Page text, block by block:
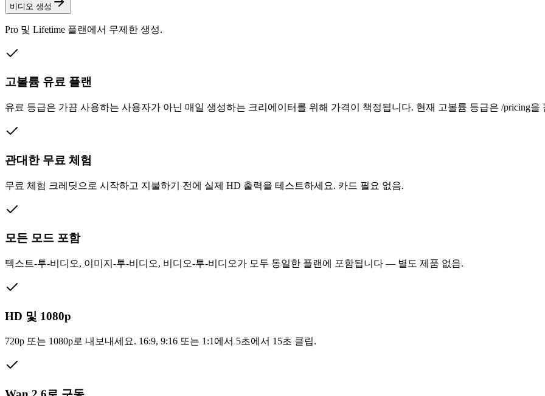
비디오 생성
Pro 및 Lifetime 플랜에서 무제한 생성.
고볼륨 유료 플랜
유료 등급은 가끔 사용하는 사용자가 아닌 매일 생성하는 크리에이터를 위해 가격이 책정됩니다. 현재 고볼륨 등급은 /pricing을
관대한 무료 체험
무료 체험 크레딧으로 시작하고 지불하기 전에 실제 HD 출력을 테스트하세요. 카드 필요 없음.
모든 모드 포함
텍스트-투-비디오, 이미지-투-비디오, 비디오-투-비디오가 모두 동일한 플랜에 포함됩니다 — 별도 제품 없음.
HD 및 1080p
720p 또는 1080p로 내보내세요. 16:9, 9:16 또는 1:1에서 5초에서 15초 클립.